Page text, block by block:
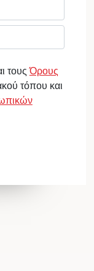
τουςΌρους
τόπου και